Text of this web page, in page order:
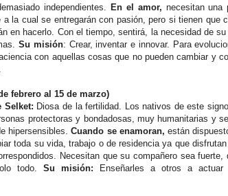
independientes. En el amor, necesitan una
la cual se entregarán con pasión, pero si tienen que
en hacerlo. Con el tiempo, sentirá, la necesidad de
Su misión: Crear, inventar e innovar. Para
con aquellas cosas que no pueden cambiar y
febrero al 15 de marzo)
Selket: Diosa de la fertilidad. Los nativos de este
protectoras y bondadosas, muy humanitarias y
hipersensibles.Cuando se enamoran, están
toda su vida, trabajo o de residencia ya que
Necesitan que su compañero sea fuerte,
todo. Su misión:
Enseñarles a otros a